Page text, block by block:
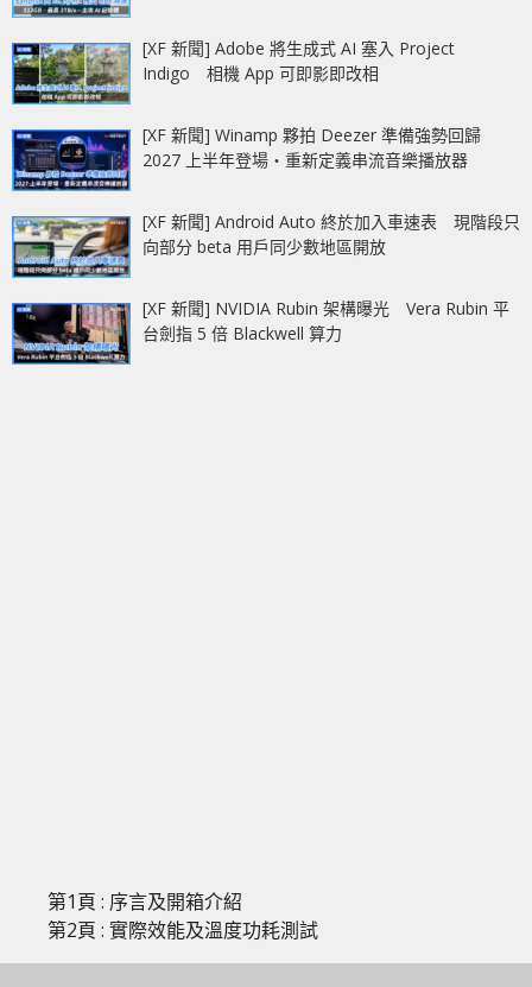
[XF 新聞] Adobe 將生成式 AI 塞入 Project
Indigo 相機 App 可即影即改相
[XF 新聞] Winamp 夥拍 Deezer 準備強勢回歸
2027 上半年登場‧重新定義串流音樂播放器
[XF 新聞] Android Auto 終於加入車速表 現階段只
向部分 beta 用戶同少數地區開放
[XF 新聞] NVIDIA Rubin 架構曝光 Vera Rubin 平
台劍指 5 倍 Blackwell 算力
第1頁 : 序言及開箱介紹
第2頁 : 實際效能及溫度功耗測試